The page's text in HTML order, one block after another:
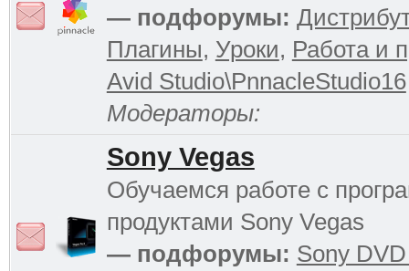
— подфорумы:
Плагины, Уроки, Работа и
Avid Studio\PnnacleStudio16
Модераторы:
Sony Vegas
Обучаемся работе с
продуктами Sony Vegas
— подфорумы: Sony